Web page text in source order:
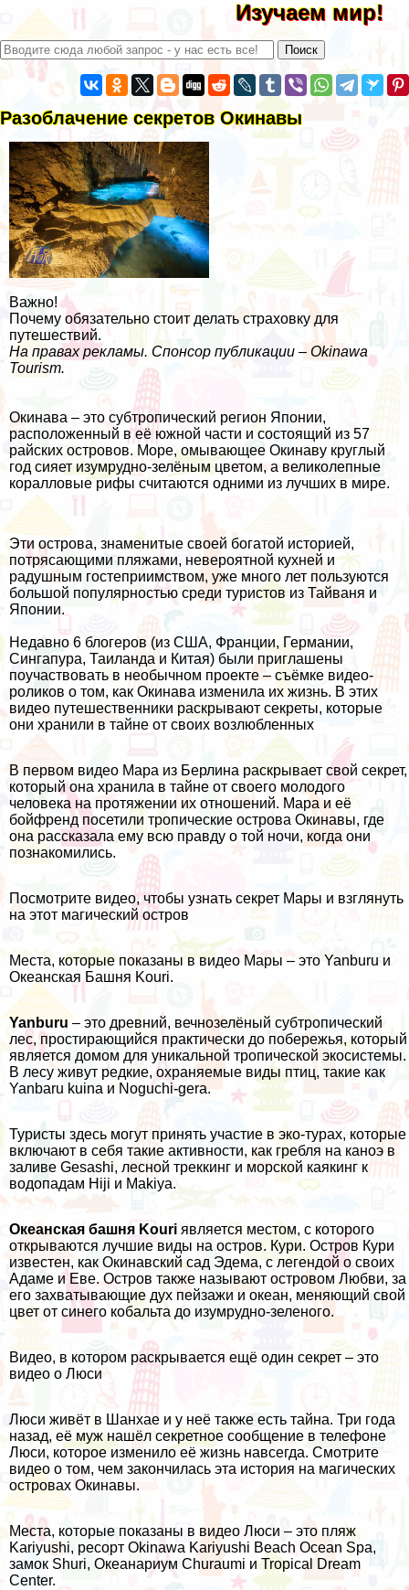
Изучаем мир!
Разоблачение секретов Окинавы
Важно!
Почему обязательно стоит делать страховку для
путешествий.
На правах рекламы. Спонсор публикации – Okinawa
Tourism.
Окинава – это субтропический регион Японии,
расположенный в её южной части и состоящий из 57
райских островов. Море, омывающее Окинаву круглый
год сияет изумрудно-зелёным цветом, а великолепные
коралловые рифы считаются одними из лучших в мире.
Эти острова, знаменитые своей богатой историей,
потрясающими пляжами, невероятной кухней и
радушным гостеприимством, уже много лет пользуются
большой популярностью среди туристов из Тайваня и
Японии.
Недавно 6 блогеров (из США, Франции, Германии,
Сингапура, Таиланда и Китая) были приглашены
поучаствовать в необычном проекте – съёмке видео-
роликов о том, как Окинава изменила их жизнь. В этих
видео путешественники раскрывают секреты, которые
они хранили в тайне от своих возлюбленных
В первом видео Мара из Берлина раскрывает свой секрет,
который она хранила в тайне от своего молодого
человека на протяжении их отношений. Мара и её
бойфренд посетили тропические острова Окинавы, где
она рассказала ему всю правду о той ночи, когда они
познакомились.
Посмотрите видео, чтобы узнать секрет Мары и взглянуть
на этот магический остров
Места, которые показаны в видео Мары – это Yanburu и
Океанская Башня Kouri.
Yanburu – это древний, вечнозелёный субтропический
лес, простирающийся практически до побережья, который
является домом для уникальной тропической экосистемы.
В лесу живут редкие, охраняемые виды птиц, такие как
Yanbaru kuina и Noguchi-gera.
Туристы здесь могут принять участие в эко-турах, которые
включают в себя такие активности, как гребля на каноэ в
заливе Gesashi, лесной треккинг и морской каякинг к
водопадам Hiji и Makiya.
Океанская башня Kouri является местом, с которого
открываются лучшие виды на остров. Кури. Остров Кури
известен, как Окинавский сад Эдема, с легендой о своих
Адаме и Еве. Остров также называют островом Любви, за
его захватывающие дух пейзажи и океан, меняющий свой
цвет от синего кобальта до изумрудно-зеленого.
Видео, в котором раскрывается ещё один секрет – это
видео о Люси
Люси живёт в Шанхае и у неё также есть тайна. Три года
назад, её муж нашёл секретное сообщение в телефоне
Люси, которое изменило её жизнь навсегда. Смотрите
видео о том, чем закончилась эта история на магических
островах Окинавы.
Места, которые показаны в видео Люси – это пляж
Kariyushi, ресорт Okinawa Kariyushi Beach Ocean Spa,
замок Shuri, Океанариум Churaumi и Tropical Dream
Center.